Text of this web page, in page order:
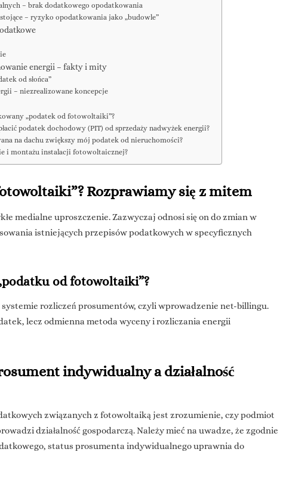
– brak dodatkowego opodatkowania
– ryzyko opodatkowania jako „budowle”
energii – fakty i mity
od słońca”
– niezrealizowane koncepcje
„podatek od fotowoltaiki”?
podatek dochodowy (PIT) od sprzedaży nadwyżek energii?
na dachu zwiększy mój podatek od nieruchomości?
i montażu instalacji fotowoltaicznej?
Rozprawiamy się z mitem
medialne uproszczenie. Zazwyczaj odnosi się on do zmian w
istniejących przepisów podatkowych w specyficznych
od fotowoltaiki”?
systemie rozliczeń prosumentów, czyli wprowadzenie net-billingu.
lecz odmienna metoda wyceny i rozliczania energii
indywidualny a działalność
związanych z fotowoltaiką jest zrozumienie, czy podmiot
działalność gospodarczą. Należy mieć na uwadze, że zgodnie
status prosumenta indywidualnego uprawnia do